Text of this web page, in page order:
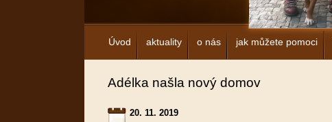
Úvod aktuality o nás jak můžete pomoci
Adélka našla nový domov
20. 11. 2019